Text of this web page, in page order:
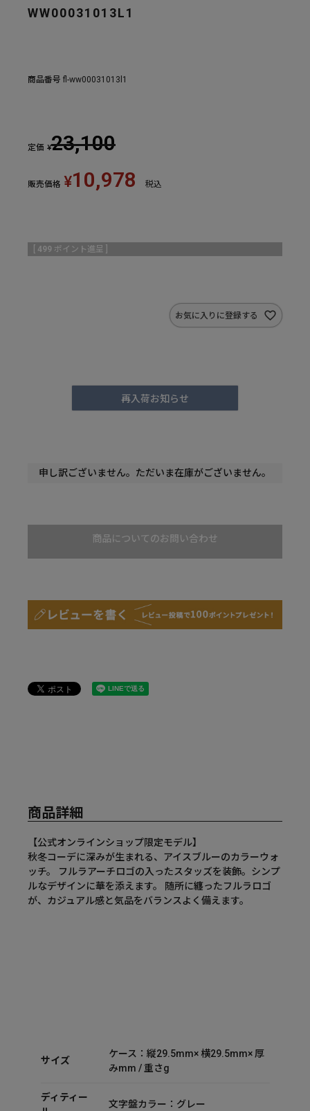
WW00031013L1
商品番号 fl-ww00031013l1
定価 ¥23,100
販売価格 ¥10,978 税込
499 ポイント進呈 ]
お気に入りに登録する
再入荷お知らせ
申し訳ございません。ただいま在庫がございません。
商品についてのお問い合わせ
商品詳細
【公式オンラインショップ限定モデル】
秋冬コーデに深みが生まれる、アイスブルーのカラーウォ
ッチ。 フルラアーチロゴの入ったスタッズを装飾。シンプ
ルなデザインに華を添えます。 随所に纏ったフルラロゴ
が、カジュアル感と気品をバランスよく備えます。
サイズ
ケース：縦29.5mm× 横29.5mm× 厚
みmm / 重さg
ディティー
文字盤カラー：グレー